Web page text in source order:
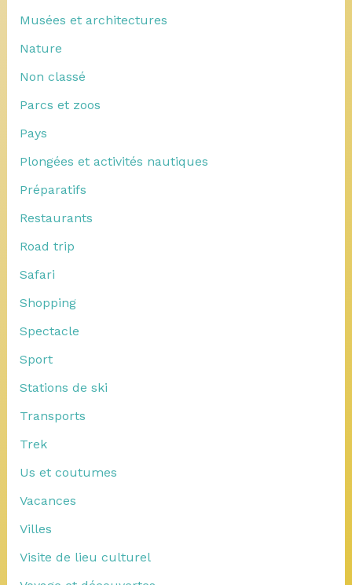
Musées et architectures
Nature
Non classé
Parcs et zoos
Pays
Plongées et activités nautiques
Préparatifs
Restaurants
Road trip
Safari
Shopping
Spectacle
Sport
Stations de ski
Transports
Trek
Us et coutumes
Vacances
Villes
Visite de lieu culturel